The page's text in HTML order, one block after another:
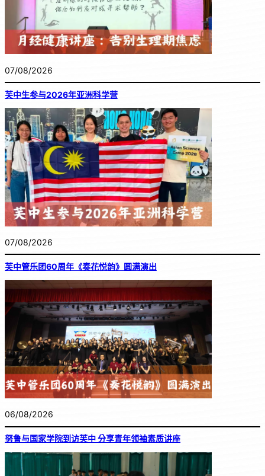
07/08/2026
芙中生参与2026年亚洲科学营
07/08/2026
芙中管乐团60周年《奏花悦韵》圆满演出
06/08/2026
努鲁与国家学院到访芙中 分享青年领袖素质讲座